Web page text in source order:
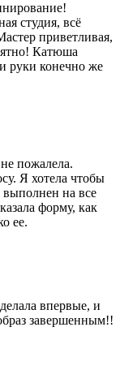
студия, всё
приветливая,
Катюша
руки конечно же
пожалела.
Я хотела чтобы
на все
форму, как
ее.
впервые, и
завершенным!!